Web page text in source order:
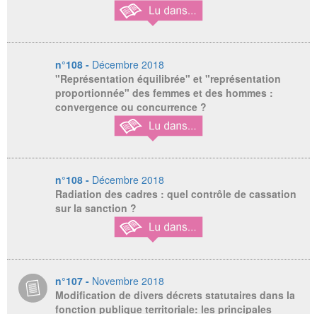
n°108 - Décembre 2018
"Représentation équilibrée" et "représentation
proportionnée" des femmes et des hommes :
convergence ou concurrence ?
n°108 - Décembre 2018
Radiation des cadres : quel contrôle de cassation
sur la sanction ?
n°107 - Novembre 2018
Modification de divers décrets statutaires dans la
fonction publique territoriale: les principales